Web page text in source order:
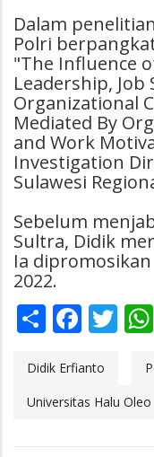
Dalam
Polri
"The Influence
Leadership, Job
Organizational
Mediated By
and Work
Investigation
Sulawesi
Sebelum
Sultra, Didik
Ia
2022.
Share
Didik Erfianto
Universitas Halu Oleo